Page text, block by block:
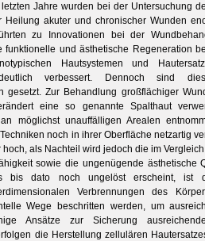
Jahre wurden bei der Untersuchung
akuter und chronischer Wunden
zu Innovationen bei der
und ästhetische Regeneration
Hautsystemen und
deutlich verbessert. Dennoch sind
gesetzt. Zur Behandlung großflächiger
eine so genannte Spalthaut
möglichst unauffälligen Arealen
noch in ihrer Oberfläche netzartig
als Nachteil wird jedoch die im
sowie die ungenügende ästhetische
bis dato noch ungelöst erscheint, ist
Verbrennungen des
Wege beschritten werden, um
Ansätze zur Sicherung
die Herstellung zellulären